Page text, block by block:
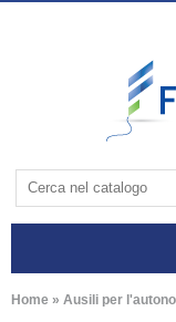
Home » Ausili per